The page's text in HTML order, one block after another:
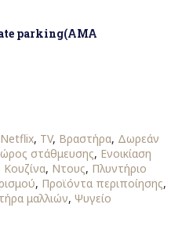
parking(AMA
Netflix, TV, Βραστήρα, Δωρεάν
στάθμευσης, Ενοικίαση
Κουζίνα, Ντους, Πλυντήριο
, Προϊόντα περιποίησης,
μαλλιών, Ψυγείο